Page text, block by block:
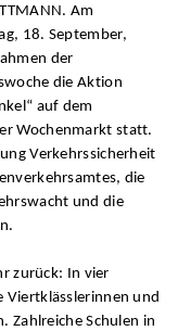
Am
18. September,
der
die Aktion
auf dem
Wochenmarkt statt.
Verkehrssicherheit
die
und die
zurück: In vier
Viertklässlerinnen und
Zahlreiche Schulen in